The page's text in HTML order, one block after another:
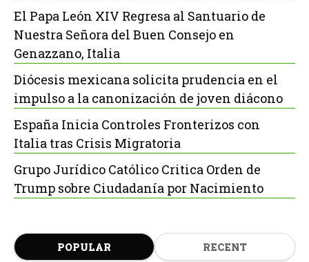
El Papa León XIV Regresa al Santuario de
Nuestra Señora del Buen Consejo en
Genazzano, Italia
Diócesis mexicana solicita prudencia en el
impulso a la canonización de joven diácono
España Inicia Controles Fronterizos con
Italia tras Crisis Migratoria
Grupo Jurídico Católico Critica Orden de
Trump sobre Ciudadanía por Nacimiento
POPULAR RECENT